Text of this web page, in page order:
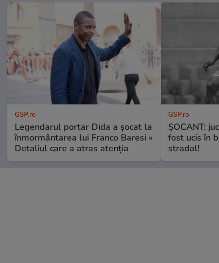
GSP.ro
Legendarul portar Dida a șocat la
înmormântarea lui Franco Baresi »
Detaliul care a atras atenția
GSP.ro
ȘOCANT:
fost ucis în
stradal!